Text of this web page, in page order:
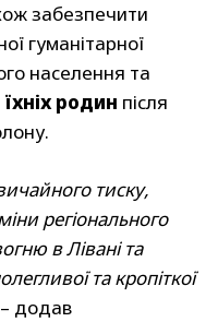
забезпечити
гуманітарної
населення та
родин після
тиску,
регіонального
в Лівані та
та кропіткої
додав